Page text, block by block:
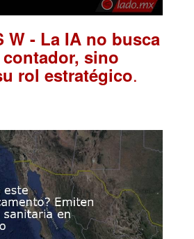
W - La IA no busca
sino
rol estratégico.